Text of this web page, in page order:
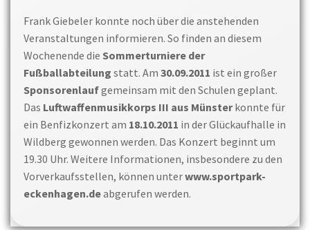
Frank Giebeler konnte noch über die anstehenden
Veranstaltungen informieren. So finden an diesem
Wochenende die Sommerturniere der
Fußballabteilung statt. Am 30.09.2011 ist ein großer
Sponsorenlaufgemeinsam mit den Schulen geplant.
Das Luftwaffenmusikkorps III aus Münsterkonnte für
ein Benfizkonzert am 18.10.2011 in der Glückaufhalle in
Wildberg gewonnen werden. Das Konzert beginnt um
19.30 Uhr. Weitere Informationen, insbesondere zu den
Vorverkaufsstellen, können unterwww.sportpark-
eckenhagen.deabgerufen werden.